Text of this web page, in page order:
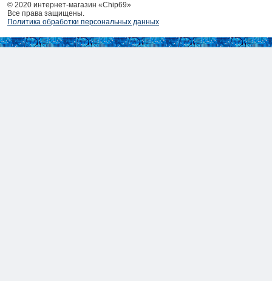
© 2020 интернет-магазин «Chip69»
Все права защищены.
Политика обработки персональных данных